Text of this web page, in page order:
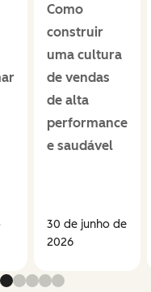
Como
construir
uma cultura
de vendas
de alta
performance
e saudável
30 de junho de
2026